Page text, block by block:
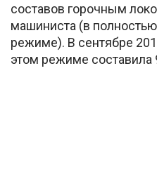
составов горочным
машиниста (в
режиме). В сентябре
этом режиме составила